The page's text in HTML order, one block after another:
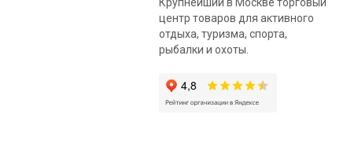
Крупнейший в Москве торговый
центр товаров для активного
отдыха, туризма, спорта,
рыбалки и охоты.